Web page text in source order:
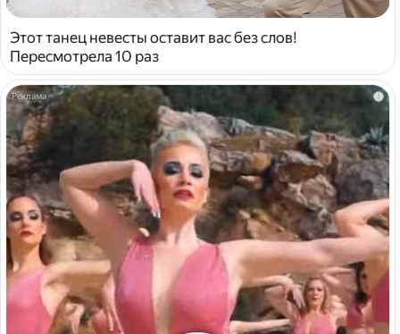
Этот танец невесты оставит вас без слов!
Пересмотрела 10 раз
i